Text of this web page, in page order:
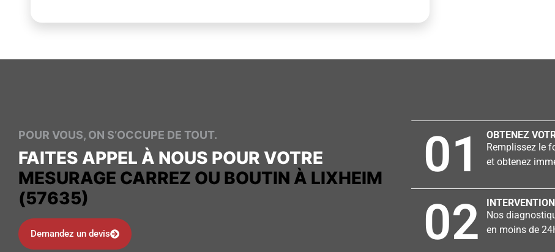
POUR VOUS, ON S’OCCUPE DE TOUT.
FAITES APPEL À NOUS POUR VOTRE
MESURAGE CARREZ OU BOUTIN À LIXHEIM
(57635)
Demandez un devis
01
OBTENEZ
Remplissez le
et obtenez
02
Nos
en moins de